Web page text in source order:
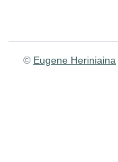
© Eugene Heriniaina